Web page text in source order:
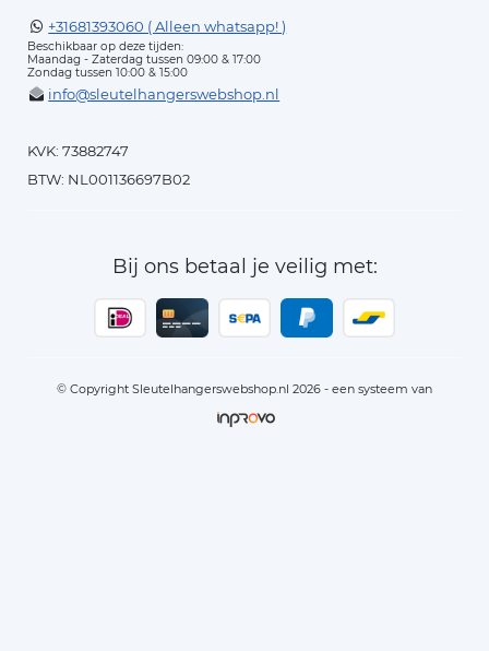
+31681393060 ( Alleen whatsapp! )
Beschikbaar op deze tijden:
Maandag - Zaterdag tussen 09:00 & 17:00
Zondag tussen 10:00 & 15:00
info@sleutelhangerswebshop.nl
KVK: 73882747
BTW: NL001136697B02
Bij ons betaal je veilig met:
© Copyright Sleutelhangerswebshop.nl 2026 - een systeem van